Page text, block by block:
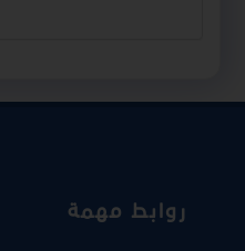
روابط مهمة